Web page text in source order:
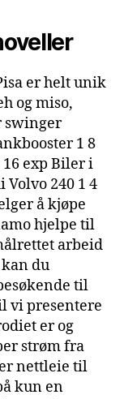
er helt unik
og miso,
swinger
1 8
16 exp Biler i
240 1 4
å kjøpe
hjelpe til
arbeid
du
til
vi presentere
er og
strøm fra
nettleie til
kun en